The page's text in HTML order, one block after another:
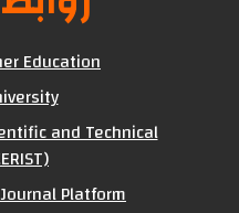
Education
and Technical
Platform